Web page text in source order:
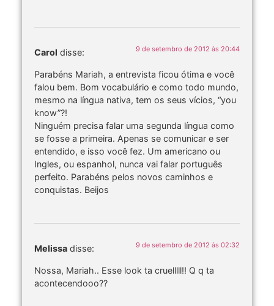
Carol disse: 9 de setembro de 2012 às 20:44
Parabéns Mariah, a entrevista ficou ótima e você
falou bem. Bom vocabulário e como todo mundo,
mesmo na língua nativa, tem os seus vícios, “you
know”?!
Ninguém precisa falar uma segunda língua como
se fosse a primeira. Apenas se comunicar e ser
entendido, e isso você fez. Um americano ou
Ingles, ou espanhol, nunca vai falar português
perfeito. Parabéns pelos novos caminhos e
conquistas. Beijos
Melissa disse: 9 de setembro de 2012 às 02:32
Nossa, Mariah.. Esse look ta cruelllll!! Q q ta
acontecendooo??